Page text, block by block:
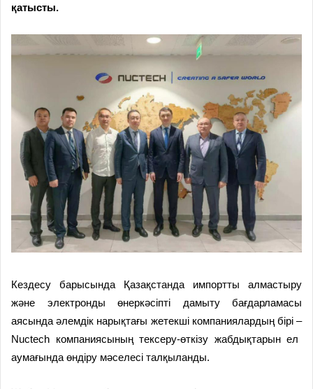
қатысты.
Кездесу барысында Қазақстанда импортты алмастыру
және электронды өнеркәсіпті дамыту бағдарламасы
аясында әлемдік нарықтағы жетекші компаниялардың бірі–
Nuctech компаниясының тексеру-өткізу жабдықтарын ел
аумағында өндіру мәселесі талқыланды.